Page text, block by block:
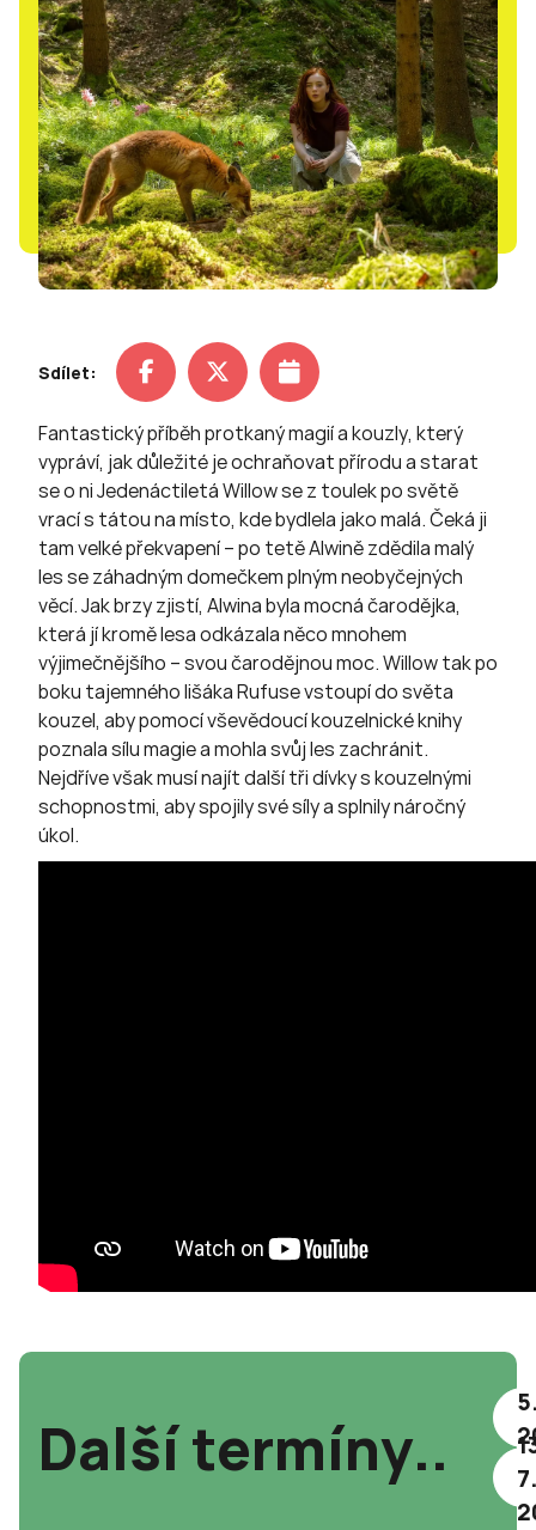
Sdílet:
Fantastický příběh protkaný magií a kouzly, který
vypráví, jak důležité je ochraňovat přírodu a starat
se o ni Jedenáctiletá Willow se z toulek po světě
vrací s tátou na místo, kde bydlela jako malá. Čeká ji
tam velké překvapení – po tetě Alwině zdědila malý
les se záhadným domečkem plným neobyčejných
věcí. Jak brzy zjistí, Alwina byla mocná čarodějka,
která jí kromě lesa odkázala něco mnohem
výjimečnějšího – svou čarodějnou moc. Willow tak po
boku tajemného lišáka Rufuse vstoupí do světa
kouzel, aby pomocí vševědoucí kouzelnické knihy
poznala sílu magie a mohla svůj les zachránit.
Nejdříve však musí najít další tři dívky s kouzelnými
schopnostmi, aby spojily své síly a splnily náročný
úkol.
Další termíny..